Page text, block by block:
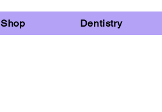
Shop Dentistry